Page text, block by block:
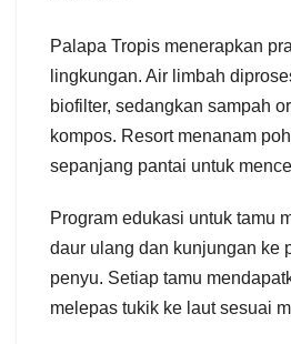
Palapa Tropis menerapkan
lingkungan. Air limbah
biofilter, sedangkan sampah
kompos. Resort menanam
sepanjang pantai untuk
Program edukasi untuk tamu
daur ulang dan kunjungan ke
penyu. Setiap tamu
melepas tukik ke laut sesuai